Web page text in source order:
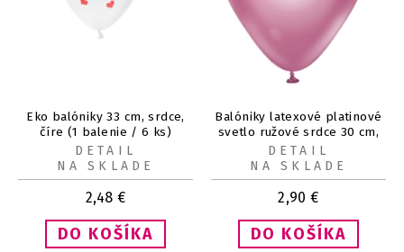
Eko balóniky 33 cm, srdce,
číre (1 balenie / 6 ks)
2,48 €
DETAIL
NA SKLADE
Balóniky latexové platinové
svetlo ružové srdce 30 cm,
6 ks
2,90 €
DETAIL
NA SKLADE